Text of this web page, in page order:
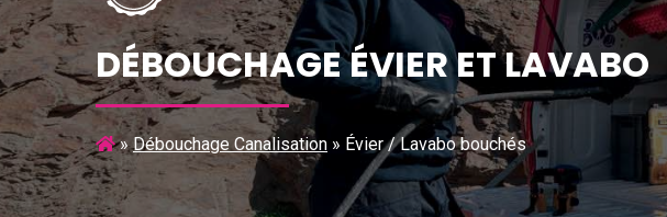
DÉBOUCHAGE ÉVIER ET LAVABO
»Débouchage Canalisation » Évier / Lavabo bouchés